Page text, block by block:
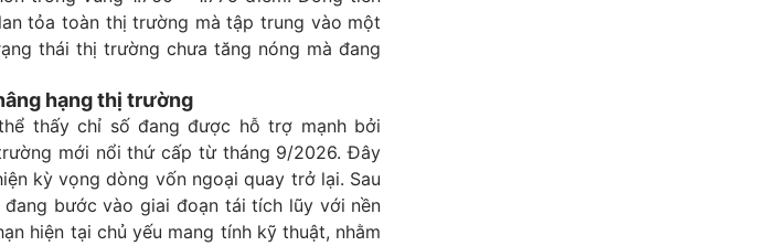
tỏa toàn thị trường mà tập trung vào một
thái thị trường chưa tăng nóng mà đang
hạng thị trường
thấy chỉ số đang được hỗ trợ mạnh bởi
mới nổi thứ cấp từ tháng 9/2026. Đây
kỳ vọng dòng vốn ngoại quay trở lại. Sau
bước vào giai đoạn tái tích lũy với nền
hiện tại chủ yếu mang tính kỹ thuật, nhằm